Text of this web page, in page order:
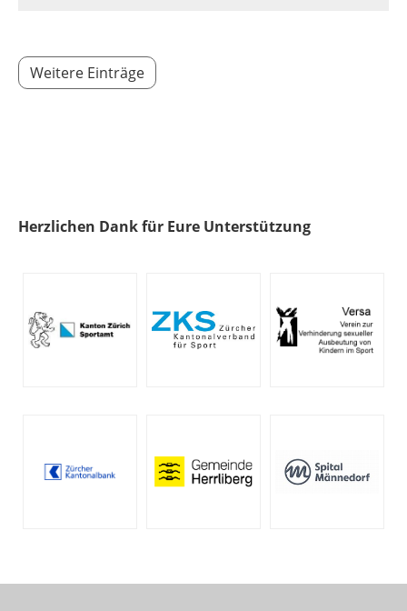
Weitere Einträge
Herzlichen Dank für Eure Unterstützung